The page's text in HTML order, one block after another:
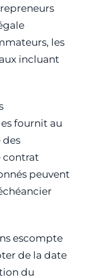
les
incluant
fournit au
des
contrat
peuvent
escompte
de la date
du